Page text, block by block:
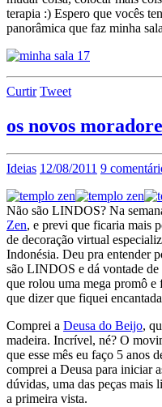
terapia :) Espero que vocês
panorâmica que faz minha
Curtir Tweet
os novos
Ideias 12/08/2011 9
Não são LINDOS? Na
Zen, e previ que ficaria mais
de decoração virtual
Indonésia. Deu pra entender
são LINDOS e dá vontade
que rolou uma mega promô
que dizer que fiquei
Comprei a Deusa do Beijo,
madeira. Incrível, né? O
que esse mês eu faço 5 anos
comprei a Deusa para iniciar
dúvidas, uma das peças mais
a primeira vista.